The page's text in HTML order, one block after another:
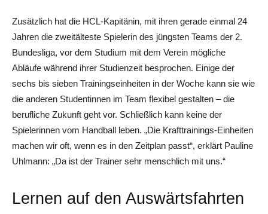
Zusätzlich hat die HCL-Kapitänin, mit ihren gerade einmal 24
Jahren die zweitälteste Spielerin des jüngsten Teams der 2.
Bundesliga, vor dem Studium mit dem Verein mögliche
Abläufe während ihrer Studienzeit besprochen. Einige der
sechs bis sieben Trainingseinheiten in der Woche kann sie wie
die anderen Studentinnen im Team flexibel gestalten – die
berufliche Zukunft geht vor. Schließlich kann keine der
Spielerinnen vom Handball leben. „Die Krafttrainings-Einheiten
machen wir oft, wenn es in den Zeitplan passt“, erklärt Pauline
Uhlmann: „Da ist der Trainer sehr menschlich mit uns.“
Lernen auf den Auswärtsfahrten